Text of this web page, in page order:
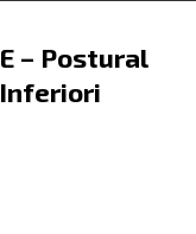
– Postural